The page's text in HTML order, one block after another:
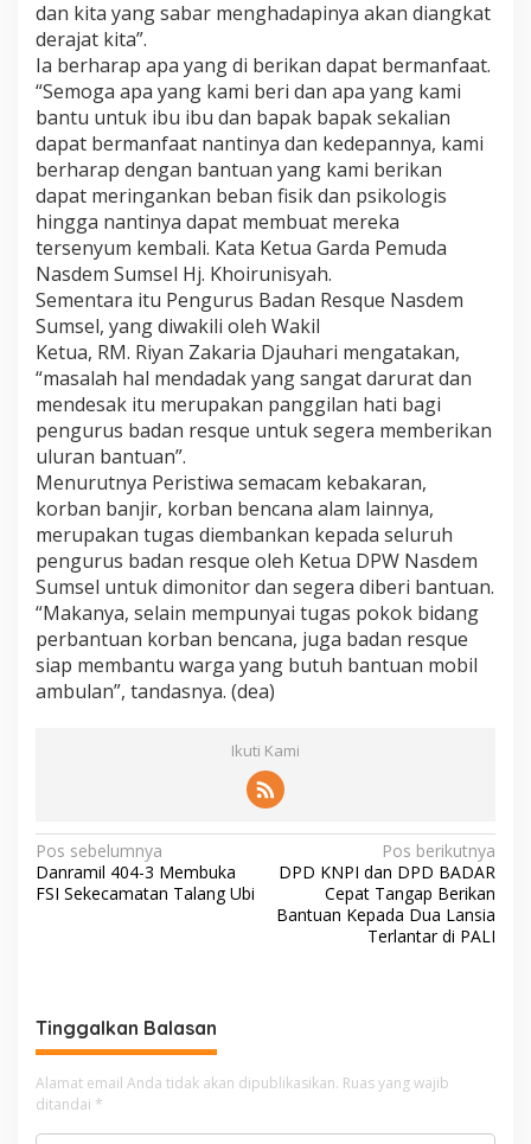
dan kita yang sabar menghadapinya akan diangkat
derajat kita”.
Ia berharap apa yang di berikan dapat bermanfaat.
“Semoga apa yang kami beri dan apa yang kami
bantu untuk ibu ibu dan bapak bapak sekalian
dapat bermanfaat nantinya dan kedepannya, kami
berharap dengan bantuan yang kami berikan
dapat meringankan beban fisik dan psikologis
hingga nantinya dapat membuat mereka
tersenyum kembali. Kata Ketua Garda Pemuda
Nasdem Sumsel Hj. Khoirunisyah.
Sementara itu Pengurus Badan Resque Nasdem
Sumsel, yang diwakili oleh Wakil
Ketua, RM. Riyan Zakaria Djauhari mengatakan,
“masalah hal mendadak yang sangat darurat dan
mendesak itu merupakan panggilan hati bagi
pengurus badan resque untuk segera memberikan
uluran bantuan”.
Menurutnya Peristiwa semacam kebakaran,
korban banjir, korban bencana alam lainnya,
merupakan tugas diembankan kepada seluruh
pengurus badan resque oleh Ketua DPW Nasdem
Sumsel untuk dimonitor dan segera diberi bantuan.
“Makanya, selain mempunyai tugas pokok bidang
perbantuan korban bencana, juga badan resque
siap membantu warga yang butuh bantuan mobil
ambulan”, tandasnya. (dea)
Ikuti Kami
N
a
a
s
i
p
Pos sebelumnya
Danramil 404-3 Membuka
FSI Sekecamatan Talang Ubi
Pos berikutnya
DPD KNPI dan DPD BADAR
Cepat Tangap Berikan
Bantuan Kepada Dua Lansia
Terlantar di PALI
Tinggalkan Balasan
Alamat email Anda tidak akan dipublikasikan. Ruas yang wajib
ditandai *